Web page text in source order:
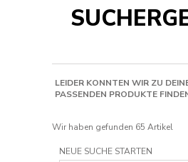
LEIDER KONNTEN WIR ZU
PASSENDEN PRODUKTE
Wir haben gefunden 65 Artikel
NEUE SUCHE STARTEN